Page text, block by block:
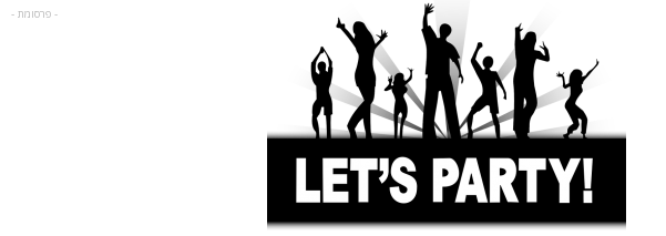
- פרסומת -